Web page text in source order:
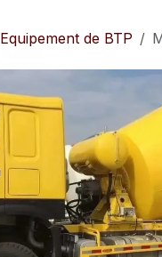
Equipement de BTP